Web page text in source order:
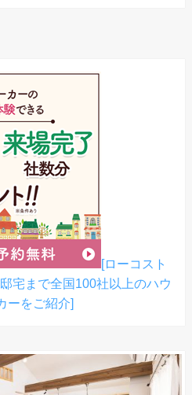
[ローコスト
宅まで全国100社以上のハウ
ーをご紹介]